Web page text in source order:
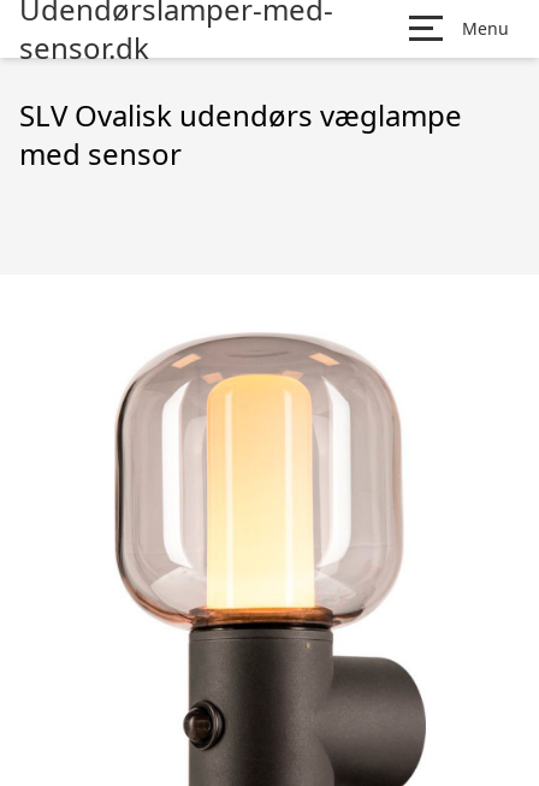
Udendørslamper-med-
sensor.dk
Menu
SLV Ovalisk udendørs væglampe
med sensor